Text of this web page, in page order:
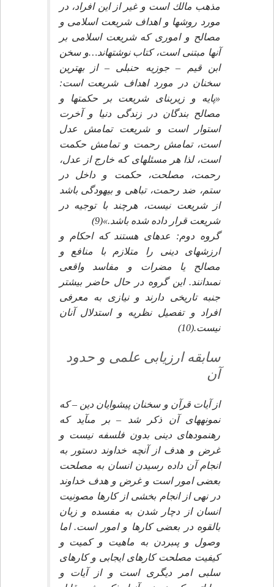
مذهب مالك است و غير از اين افراد، در
مورد روشها و اهداف شريعت اسلامى و
مصالح و امورى كه شريعت اسلامى بر
آنها مبتنى است، كتاب نوشته‏اند…و سخن
ابن قيم – جوزيه حنبلى – از بهترين
سخنان در مورد اهداف شريعت است:
«پايه و زيربناى شريعت بر حكمتها و
مصالح بندگان در زندگى دنيا و آخرت
استوار است و شريعت تمامش عدل
است، تمامش رحمت و تمامش حكمت
است، لذا هر مسئله‏اى كه خارج از عدل،
رحمت، مصلحت، حكمت و داخل در
ستم، ضد رحمت، تباهى و بيهودگى باشد
از شريعت نيست، هرچند با توجيه در
شريعت قرار داده شده باشد.»(9)
گروه دوم: عده‏اى هستند كه احكام و
ارزشهاى دينى را متلازم با منافع و
مصالح يا مضرات و مفاسد واقعى
نمى‏دانند. اين گروه در حال حاضر بيشتر
جنبه تاريخى دارند و نيازى به معرفى
افراد و تفصيل نظريه و استدلال آنان
نيست.(10)
سابقه ارزيابى علمى و حدود
آن‏
از آيات قرآن و سخنان پيشوايان دين – كه
نمونه‏هاى آن ذكر شد – بر مى‏آيد كه
رهنمودهاى دينى بدون فلسفه نيست و
غرض و هدف از آنچه خداوند دستور به
انجام آن داده رسيدن انسان به مصلحت
بعضى امور است و غرض و هدف خداوند
در نهى از انجام بخشى از كارها مصونيت
انسان از دچار شدن به مفسده و زيان
بالقوه در بعضى كارها و امور است. اما
وصول و پى‏بردن به ماهيت و كميت و
كيفيت مصلحت كارهاى ايجابى و كارهاى
سلبى امر ديگرى است و از آيات و